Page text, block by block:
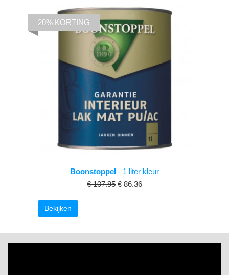
Boonstoppel - 1 liter kleur
€ 107.95 € 86.36
20% KORTING
Bekijken